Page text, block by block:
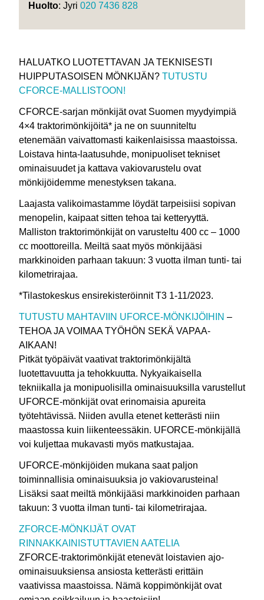
Huolto: Jyri 020 7436 828
HALUATKO LUOTETTAVAN JA TEKNISESTI
HUIPPUTASOISEN MÖNKIJÄN? TUTUSTU
CFORCE-MALLISTOON!
CFORCE-sarjan mönkijät ovat Suomen myydyimpiä
4×4 traktorimönkijöitä* ja ne on suunniteltu
etenemään vaivattomasti kaikenlaisissa maastoissa.
Loistava hinta-laatusuhde, monipuoliset tekniset
ominaisuudet ja kattava vakiovarustelu ovat
mönkijöidemme menestyksen takana.
Laajasta valikoimastamme löydät tarpeisiisi sopivan
menopelin, kaipaat sitten tehoa tai ketteryyttä.
Malliston traktorimönkijät on varusteltu 400 cc – 1000
cc moottoreilla. Meiltä saat myös mönkijääsi
markkinoiden parhaan takuun: 3 vuotta ilman tunti- tai
kilometrirajaa.
*Tilastokeskus ensirekisteröinnit T3 1-11/2023.
TUTUSTU MAHTAVIIN UFORCE-MÖNKIJÖIHIN –
TEHOA JA VOIMAA TYÖHÖN SEKÄ VAPAA-
AIKAAN!
Pitkät työpäivät vaativat traktorimönkijältä
luotettavuutta ja tehokkuutta. Nykyaikaisella
tekniikalla ja monipuolisilla ominaisuuksilla varustellut
UFORCE-mönkijät ovat erinomaisia apureita
työtehtävissä. Niiden avulla etenet ketterästi niin
maastossa kuin liikenteessäkin. UFORCE-mönkijällä
voi kuljettaa mukavasti myös matkustajaa.
UFORCE-mönkijöiden mukana saat paljon
toiminnallisia ominaisuuksia jo vakiovarusteina!
Lisäksi saat meiltä mönkijääsi markkinoiden parhaan
takuun: 3 vuotta ilman tunti- tai kilometrirajaa.
ZFORCE-MÖNKIJÄT OVAT
RINNAKKAINISTUTTAVIEN AATELIA
ZFORCE-traktorimönkijät etenevät loistavien ajo-
ominaisuuksiensa ansiosta ketterästi erittäin
vaativissa maastoissa. Nämä koppimönkijät ovat